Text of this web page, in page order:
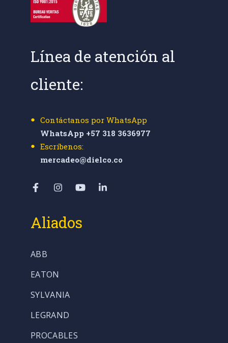
Línea de atención al
cliente:
Contáctanos por WhatsApp
WhatsApp +57 318 3636977
Escríbenos:
mercadeo@dielco.co
Aliados
ABB
EATON
SYLVANIA
LEGRAND
PROCABLES